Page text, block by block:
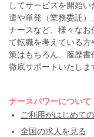
してサービスを開始
遣や単発（業務委託
ナースなど、様々なお
て転職を考えている
策はもちろん、履歴
徹底サポートいたしま
ナースパワーについて
ご利用がはじめて
全国の求人を見る